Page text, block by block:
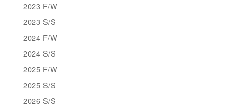
2023 F/W
2023 S/S
2024 F/W
2024 S/S
2025 F/W
2025 S/S
2026 S/S